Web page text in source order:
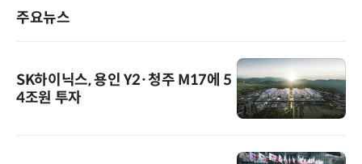
주요뉴스
SK하이닉스, 용인 Y2·청주 M17에 5
4조원 투자